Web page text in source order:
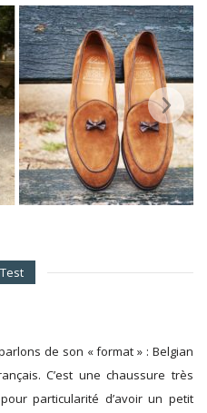
de son « format » : Belgian
C’est une chaussure très
particularité d’avoir un petit